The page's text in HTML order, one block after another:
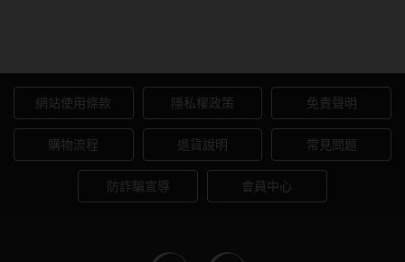
網站使用條款 隱私權政策 免責聲明
購物流程 退貨說明 常見問題
防詐騙宣導 會員中心